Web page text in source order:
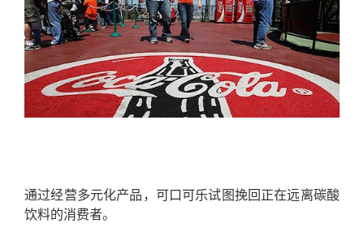
通过经营多元化产品，可口可乐试图挽回正在远离碳酸
饮料的消费者。